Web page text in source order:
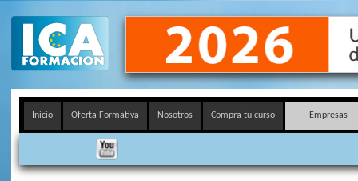
Inicio Oferta Formativa Nosotros Compra tu curso Empresas